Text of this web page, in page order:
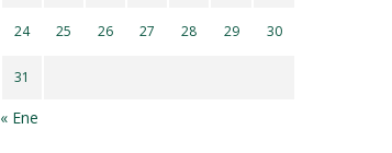
24 25 26 27 28 29 30
31
« Ene